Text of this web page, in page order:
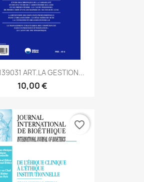
ART.LA GESTION...
10,00 €
favorite_border